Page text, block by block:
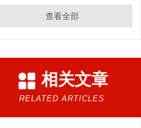
查看全部
相关文章
RELATED ARTICLES